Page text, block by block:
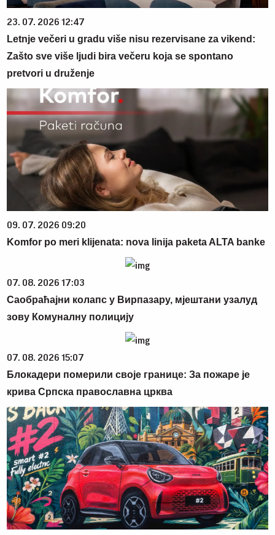
23. 07. 2026 12:47
Letnje večeri u gradu više nisu rezervisane za vikend:
Zašto sve više ljudi bira večeru koja se spontano
pretvori u druženje
09. 07. 2026 09:20
Komfor po meri klijenata: nova linija paketa ALTA banke
07. 08. 2026 17:03
Саобраћајни колапс у Вирпазару, мјештани узалуд
зову Комуналну полицију
07. 08. 2026 15:07
Блокадери померили своје границе: За пожаре је
крива Српска православна црква